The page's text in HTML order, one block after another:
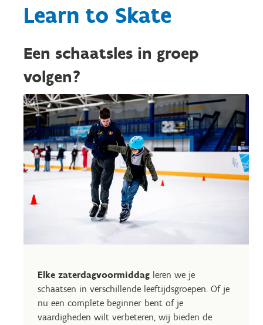
Learn to Skate
Een schaatsles in groep
volgen?
Elke zaterdagvoormiddag leren we je
schaatsen in verschillende leeftijdsgroepen. Of je
nu een complete beginner bent of je
vaardigheden wilt verbeteren, wij bieden de